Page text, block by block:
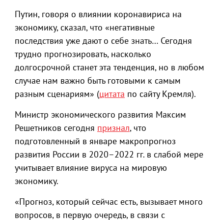
Путин, говоря о влиянии коронавириса на
экономику, сказал, что «негативные
последствия уже дают о себе знать… Сегодня
трудно прогнозировать, насколько
долгосрочной станет эта тенденция, но в любом
случае нам важно быть готовыми к самым
разным сценариям» (цитата по сайту Кремля).
Министр экономического развития Максим
Решетников сегодня признал, что
подготовленный в январе макропрогноз
развития России в 2020–2022 гг. в слабой мере
учитывает влияние вируса на мировую
экономику.
«Прогноз, который сейчас есть, вызывает много
вопросов, в первую очередь, в связи с